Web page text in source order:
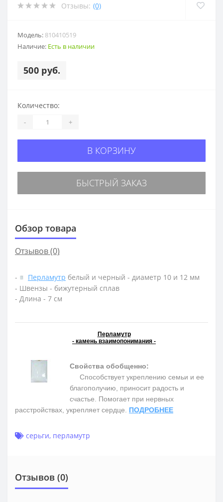
Отзывы: (0)
Модель: 810410519
Наличие: Есть в наличии
500 руб.
Количество:
- +
В КОРЗИНУ
БЫСТРЫЙ ЗАКАЗ
Обзор товара
Отзывов (0)
- Перламутр белый и черный - диаметр 10 и 12 мм
- Швензы - бижутерный сплав
- Длина - 7 см
Перламутр
- камень взаимопонимания -
Свойства обобщенно:
Способствует укреплению семьи и ее
благополучию, приносит радость и
счастье. Помогает при нервных
расстройствах, укрепляет сердце. ПОДРОБНЕЕ
серьги, перламутр
Отзывов (0)